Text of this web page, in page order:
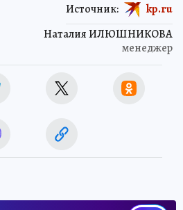
Наталия ИЛЮШНИКОВА
менеджер
Источник: kp.ru